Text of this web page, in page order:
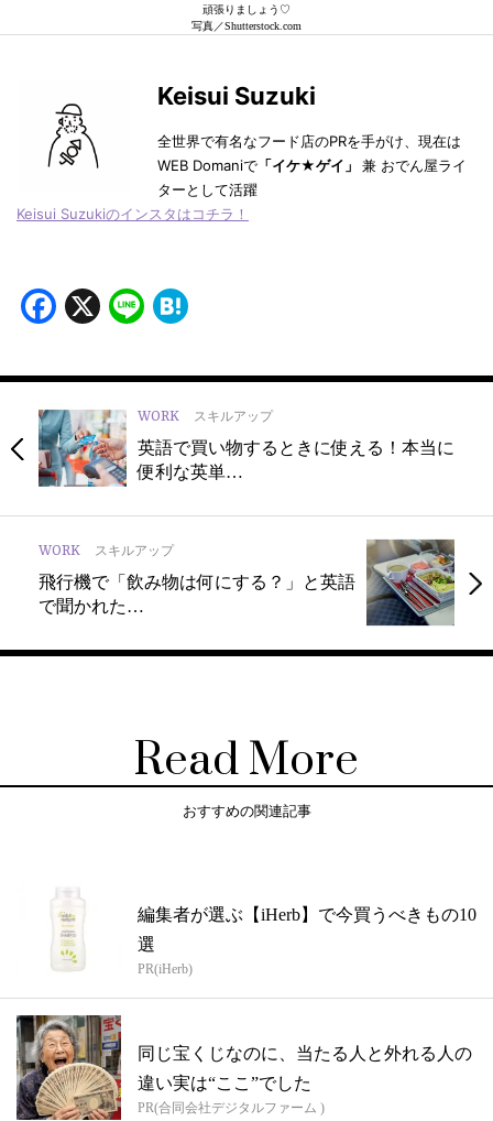
頑張りましょう♡
写真／Shutterstock.com
Keisui Suzuki
全世界で有名なフード店のPRを手がけ、現在は
WEB Domaniで 「イケ★ゲイ」 兼 おでん屋ライ
ターとして活躍
Keisui Suzukiのインスタはコチラ！
Facebook
X Line
WORK スキルアップ
英語で買い物するときに使える！本当に
便利な英単…
WORK スキルアップ
飛行機で「飲み物は何にする？」と英語
で聞かれた…
Read More
おすすめの関連記事
編集者が選ぶ【iHerb】で今買うべきもの10
選
PR(iHerb)
同じ宝くじなのに、当たる人と外れる人の
違い実は“ここ”でした
PR(合同会社デジタルファーム )